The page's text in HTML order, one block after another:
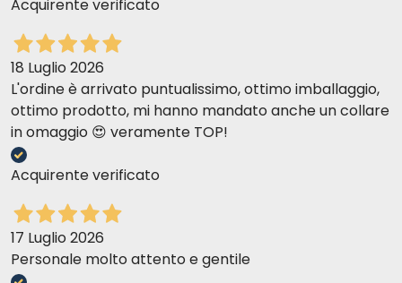
POLLO E VERDURINE
Acquirente verificato
18 Luglio 2026
L'ordine è arrivato puntualissimo, ottimo imballaggio,
ottimo prodotto, mi hanno mandato anche un collare
in omaggio 😍 veramente TOP!
Acquirente verificato
17 Luglio 2026
Personale molto attento e gentile